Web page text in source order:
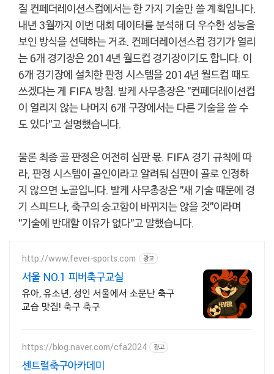
질 컨페더레이션스컵에서는 한 가지 기술만 쓸 계획입니다.
내년 3월까지 이번 대회 데이터를 분석해 더 우수한 성능을
보인 방식을 선택하는 거죠. 컨페더레이션스컵 경기가 열리
는 6개 경기장은 2014년 월드컵 경기장이기도 합니다. 이
6개 경기장에 설치한 판정 시스템을 2014년 월드컵 때도
쓰겠다는 게 FIFA 방침. 발케 사무총장은 "컨페더레이션컵
이 열리지 않는 나머지 6개 구장에서는 다른 기술을 쓸 수
도 있다"고 설명했습니다.
물론 최종 골 판정은 여전히 심판 몫. FIFA 경기 규칙에 따
라, 판정 시스템이 골인이라고 알려둬 심판이 골로 인정하
지 않으면 노골입니다. 발케 사무총장은 "새 기술 때문에 경
기 스피드나, 축구의 숭고함이 바뀌지는 않을 것"이라며
"기술에 반대할 이유가 없다"고 말했습니다.
http://www.fever-sports.com 광고
서울 NO.1 피버축구교실
유아, 유소년, 성인 서울에서 소문난 축구
교습 맛집! 축구 축구
https://blog.naver.com/cfa2024 광고
센트럴축구아카데미